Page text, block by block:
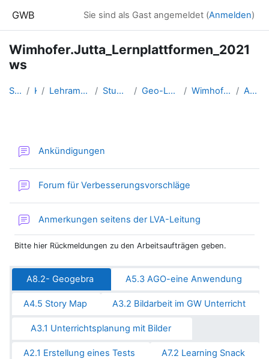
GWB Sie sind als Gast angemeldet (Anmelden)
Wimhofer.Jutta_Lernplattformen_2021
ws
Startseite Kurse Lehramtsausbildung GW im Clust... Studentische Lernkurse Geo-Lernplattformen - WS 2021 Wimhofer.Jutta_Lernplattformen... A8.2- Geogebra
Ankündigungen
Forum für Verbesserungsvorschläge
Anmerkungen seitens der LVA-Leitung
Bitte hier Rückmeldungen zu den Arbeitsaufträgen geben.
A8.2- Geogebra A5.3 AGO-eine Anwendung
A4.5 Story Map A3.2 Bildarbeit im GW Unterricht
A3.1 Unterrichtsplanung mit Bilder
A2.1 Erstellung eines Tests A7.2 Learning Snack